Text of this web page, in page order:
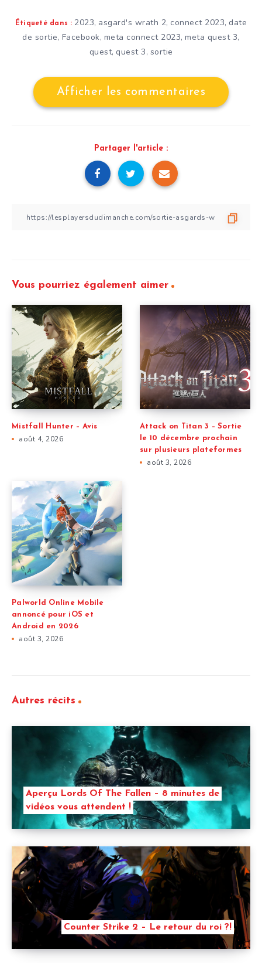
Étiqueté dans : 2023, asgard's wrath 2, connect 2023, date
de sortie, Facebook, meta connect 2023,meta quest 3,
quest, quest 3, sortie
Afficher les commentaires
Partager l'article :
Vous pourriez également aimer
Mistfall Hunter – Avis
août 4, 2026
Attack on Titan 3 – Sortie
le 10 décembre prochain
sur plusieurs plateformes
août 3, 2026
Palworld Online Mobile
annoncé pour iOS et
Android en 2026
août 3, 2026
Autres récits
Aperçu Lords Of The Fallen – 8 minutes de
vidéos vous attendent !
Counter Strike 2 – Le retour du roi ?!